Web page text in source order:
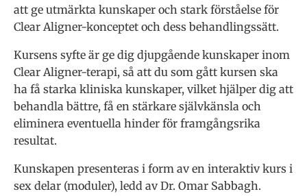
att ge utmärkta kunskaper och stark förståelse för
Clear Aligner-konceptet och dess behandlingssätt.
Kursens syfte är ge dig djupgående kunskaper inom
Clear Aligner-terapi, så att du som gått kursen ska
ha få starka kliniska kunskaper, vilket hjälper dig att
behandla bättre, få en stärkare självkänsla och
eliminera eventuella hinder för framgångsrika
resultat.
Kunskapen presenteras i form av en interaktiv kurs i
sex delar (moduler), ledd av Dr. Omar Sabbagh.